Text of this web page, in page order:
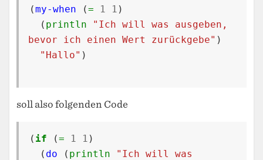
(my-when (= 1 1 )
( println
"Ich will was ausgeben,
bevor ich einen Wert zurückgebe" )
"Hallo" )
soll also folgenden Code
( if (= 1 1 )
( do ( println
"Ich will was